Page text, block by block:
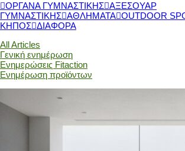
ΟΡΓΑΝΑ ΓΥΜΝΑΣΤΙΚΗΣ ΑΞΕΣΟΥΑΡ
ΓΥΜΝΑΣΤΙΚΗΣ ΑΘΛΗΜΑΤΑ OUTDOOR
ΚΗΠΟΣ ΔΙΑΦΟΡΑ
All Articles
Γενική ενημέρωση
Ενημερώσεις Fitaction
Ενημέρωση προϊόντων